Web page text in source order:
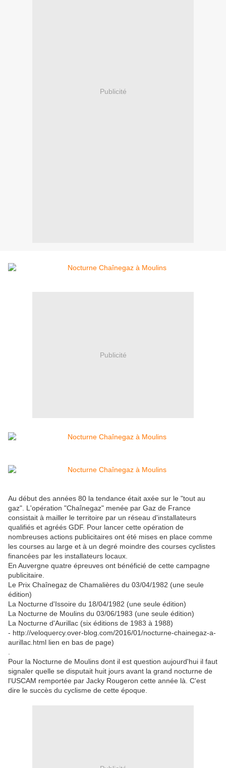
Publicité
Publicité
Au début des années 80 la tendance était axée sur le "tout au
gaz". L'opération "Chaînegaz" menée par Gaz de France
consistait à mailler le territoire par un réseau d'installateurs
qualifiés et agréés GDF. Pour lancer cette opération de
nombreuses actions publicitaires ont été mises en place comme
les courses au large et à un degré moindre des courses cyclistes
financées par les installateurs locaux.
En Auvergne quatre épreuves ont bénéficié de cette campagne
publicitaire.
Le Prix Chaînegaz de Chamalières du 03/04/1982 (une seule
édition)
La Nocturne d'Issoire du 18/04/1982 (une seule édition)
La Nocturne de Moulins du 03/06/1983 (une seule édition)
La Nocturne d'Aurillac (six éditions de 1983 à 1988)
- http://veloquercy.over-blog.com/2016/01/nocturne-chainegaz-a-
aurillac.html lien en bas de page)
Pour la Nocturne de Moulins dont il est question aujourd'hui il faut
signaler quelle se disputait huit jours avant la grand nocturne de
l'USCAM remportée par Jacky Rougeron cette année là. C'est
dire le succès du cyclisme de cette époque.